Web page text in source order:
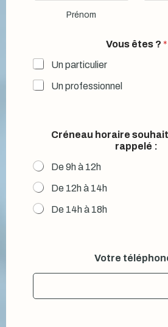
Prénom
o
r
e
Vous êtes ? *
Un particulier
Un professionnel
Créneau horaire
rappelé :
De 9h à 12h
De 12h à 14h
De 14h à 18h
Votre